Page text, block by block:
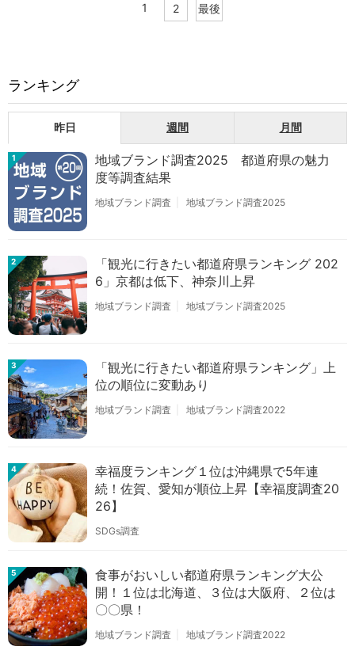
1 2 最後
ランキング
昨日 週間 月間
1
地域ブランド調査2025 都道府県の魅力
度等調査結果
地域ブランド調査 地域ブランド調査2025
2
「観光に行きたい都道府県ランキング 202
6」京都は低下、神奈川上昇
地域ブランド調査 地域ブランド調査2025
3
「観光に行きたい都道府県ランキング」上
位の順位に変動あり
地域ブランド調査 地域ブランド調査2022
4
幸福度ランキング１位は沖縄県で5年連
続！佐賀、愛知が順位上昇【幸福度調査20
26】
SDGs調査
5
食事がおいしい都道府県ランキング大公
開！１位は北海道、３位は大阪府、２位は
〇〇県！
地域ブランド調査 地域ブランド調査2022